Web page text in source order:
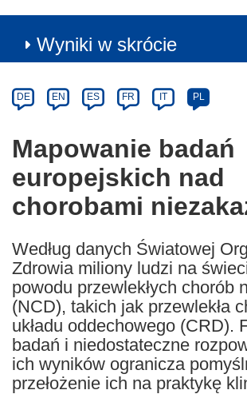
Wyniki w skrócie
Category
Article
available
the
following
languages:
DE EN ES FR IT PL
Mapowanie badań
europejskich nad
chorobami
Według danych Światowej
Zdrowia miliony ludzi na
powodu przewlekłych chorób
(NCD), takich jak przewlekła
układu oddechowego (CRD).
badań i niedostateczne
ich wyników ogranicza
przełożenie ich na praktykę